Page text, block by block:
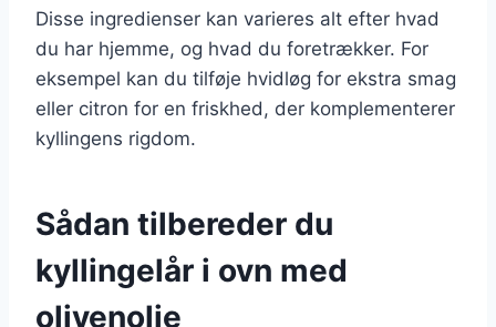
Disse ingredienser kan varieres alt efter hvad
du har hjemme, og hvad du foretrækker. For
eksempel kan du tilføje hvidløg for ekstra smag
eller citron for en friskhed, der komplementerer
kyllingens rigdom.
Sådan tilbereder du
kyllingelår i ovn med
olivenolie